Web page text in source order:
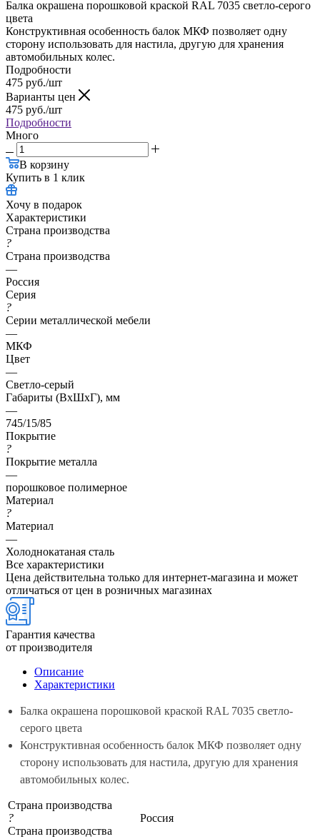
Балка окрашена порошковой краской RAL 7035 светло-серого
цвета
Конструктивная особенность балок МКФ позволяет одну
сторону использовать для настила, другую для хранения
автомобильных колес.
Подробности
475 руб./шт
Варианты цен
475 руб./шт
Подробности
Много
В корзину
Купить в 1 клик
Хочу в подарок
Характеристики
Страна производства
?
Страна производства
—
Россия
Серия
?
Серии металлической мебели
—
МКФ
Цвет
—
Светло-серый
Габариты (ВхШхГ), мм
—
745/15/85
Покрытие
?
Покрытие металла
—
порошковое полимерное
Материал
?
Материал
—
Холоднокатаная сталь
Все характеристики
Цена действительна только для интернет-магазина и может
отличаться от цен в розничных магазинах
Гарантия качества
от производителя
Описание
Характеристики
Балка окрашена порошковой краской RAL 7035 светло-
серого цвета
Конструктивная особенность балок МКФ позволяет одну
сторону использовать для настила, другую для хранения
автомобильных колес.
Страна производства
?
Страна производства
Россия